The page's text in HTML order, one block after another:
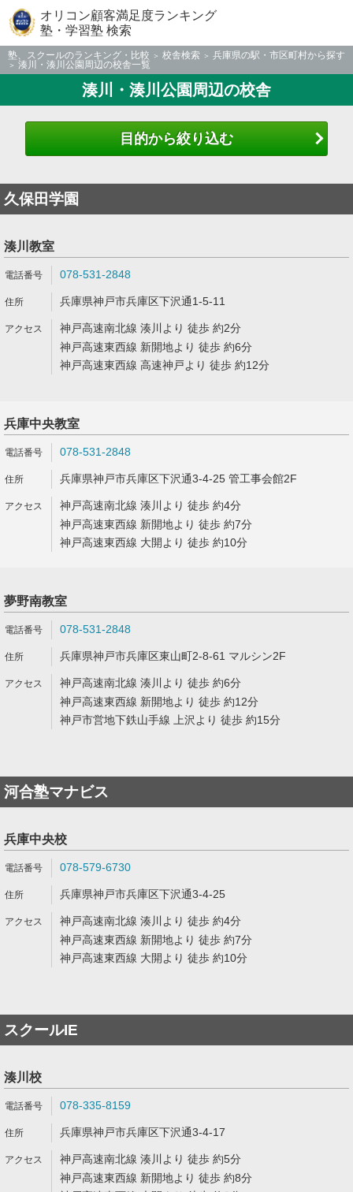
オリコン顧客満足度ランキング
塾・学習塾 検索
塾、スクールのランキング・比較 校舎検索
兵庫県の駅・市区町村から探す
湊川・湊川公園周辺の校舎一覧
湊川・湊川公園周辺の校舎
目的から絞り込む
久保田学園
湊川教室
078-531-2848
兵庫県神戸市兵庫区下沢通1-5-11
神戸高速南北線 湊川より 徒歩 約2分
神戸高速東西線 新開地より 徒歩 約6分
神戸高速東西線 高速神戸より 徒歩 約12分
兵庫中央教室
078-531-2848
兵庫県神戸市兵庫区下沢通3-4-25 管工事会館2F
神戸高速南北線 湊川より 徒歩 約4分
神戸高速東西線 新開地より 徒歩 約7分
神戸高速東西線 大開より 徒歩 約10分
夢野南教室
078-531-2848
兵庫県神戸市兵庫区東山町2-8-61 マルシン2F
神戸高速南北線 湊川より 徒歩 約6分
神戸高速東西線 新開地より 徒歩 約12分
神戸市営地下鉄山手線 上沢より 徒歩 約15分
河合塾マナビス
兵庫中央校
078-579-6730
兵庫県神戸市兵庫区下沢通3-4-25
神戸高速南北線 湊川より 徒歩 約4分
神戸高速東西線 新開地より 徒歩 約7分
神戸高速東西線 大開より 徒歩 約10分
スクールIE
湊川校
078-335-8159
兵庫県神戸市兵庫区下沢通3-4-17
神戸高速南北線 湊川より 徒歩 約5分
神戸高速東西線 新開地より 徒歩 約8分